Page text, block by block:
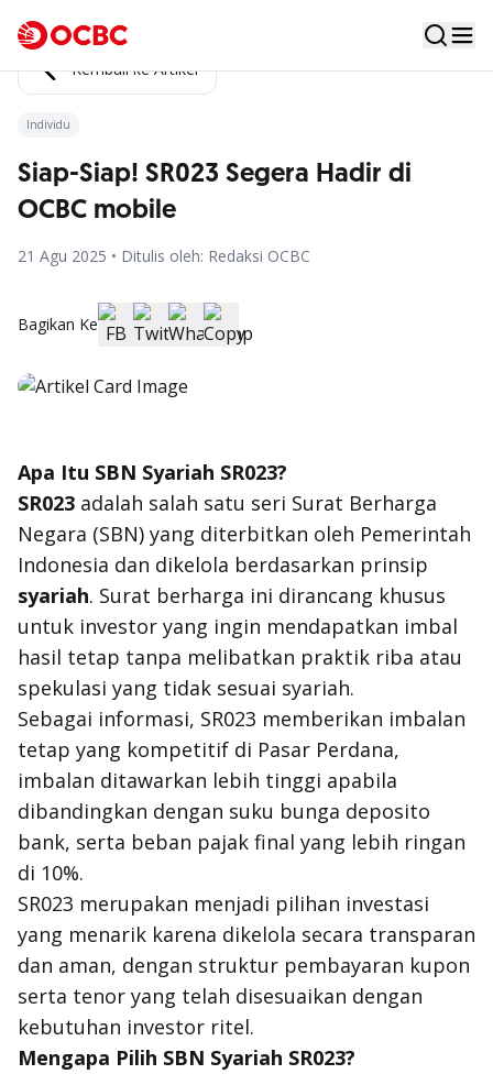
Kembali ke Artikel
Individu
Siap-Siap! SR023 Segera Hadir di
OCBC mobile
21 Agu 2025 • Ditulis oleh: Redaksi OCBC
Bagikan Ke
Apa Itu SBN Syariah SR023?
SR023 adalah salah satu seri Surat Berharga
Negara (SBN) yang diterbitkan oleh Pemerintah
Indonesia dan dikelola berdasarkan prinsip
syariah. Surat berharga ini dirancang khusus
untuk investor yang ingin mendapatkan imbal
hasil tetap tanpa melibatkan praktik riba atau
spekulasi yang tidak sesuai syariah.
Sebagai informasi, SR023 memberikan imbalan
tetap yang kompetitif di Pasar Perdana,
imbalan ditawarkan lebih tinggi apabila
dibandingkan dengan suku bunga deposito
bank, serta beban pajak final yang lebih ringan
di 10%.
SR023 merupakan menjadi pilihan investasi
yang menarik karena dikelola secara transparan
dan aman, dengan struktur pembayaran kupon
serta tenor yang telah disesuaikan dengan
kebutuhan investor ritel.
Mengapa Pilih SBN Syariah SR023?